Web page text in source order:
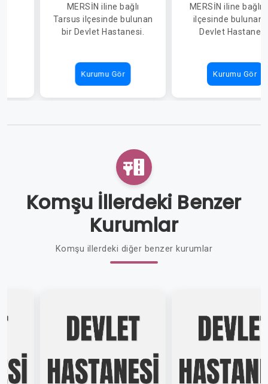
MERSİN iline bağlı
Tarsus ilçesinde bulunan
bir Devlet Hastanesi.
Kurumu Gör
MERSİN iline bağlı
ilçesinde bulunan
Devlet
Kurumu Gör
Komşu İllerdeki Benzer
Kurumlar
Komşu illerdeki diğer benzer kurumlar